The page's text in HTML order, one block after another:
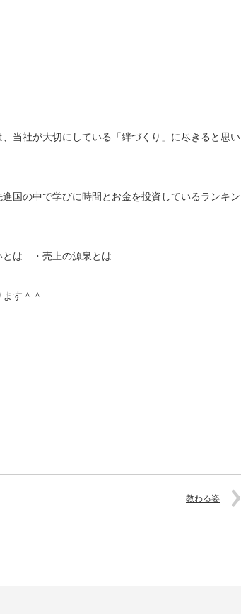
当社が大切にしている「絆づくり」に尽きると思い
国の中で学びに時間とお金を投資しているランキン
とは ・売上の源泉とは
す＾＾
教わる姿